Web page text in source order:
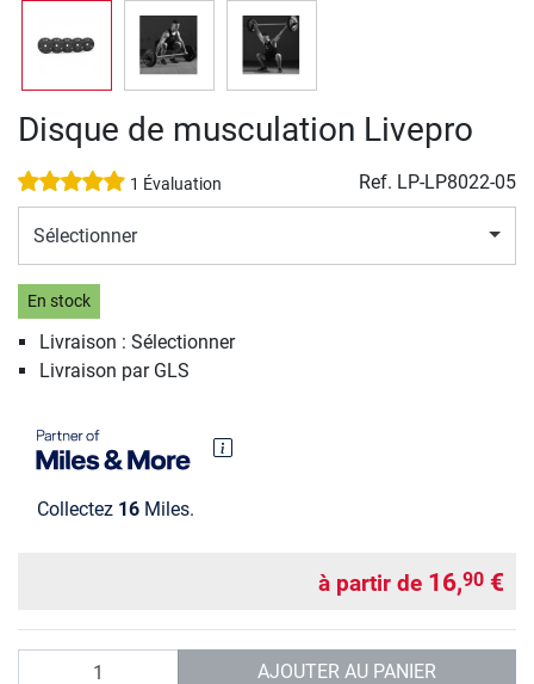
Disque de musculation Livepro
1 Évaluation Ref. LP-LP8022-05
Sélectionner
En stock
Livraison : Sélectionner
Livraison par GLS
Collectez 16 Miles.
à partir de 16,90 €
AJOUTER AU PANIER